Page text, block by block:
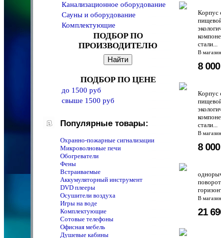
Канализационное оборудование
Сауны и оборудование
Комплектующие
ПОДБОР ПО
ПРОИЗВОДИТЕЛЮ
ПОДБОР ПО ЦЕНЕ
до 1500 руб
свыше 1500 руб
Популярные товары:
Охранно-пожарные сигнализации
Микроволновые печи
Обогреватели
Фены
Встраиваемые
Аккумуляторный инструмент
DVD плееры
Осушители воздуха
Игры на воде
Комплектующие
Сотовые телефоны
Офисная мебель
Душевые кабины
Корпус
стали...
В
8
Корпус
стали...
В
8
В
21